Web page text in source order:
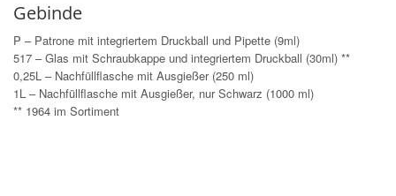
Gebinde
P – Patrone mit integriertem Druckball und Pipette (9ml)
517 – Glas mit Schraubkappe und integriertem Druckball (30ml) **
0,25L – Nachfüllflasche mit Ausgießer (250 ml)
1L – Nachfüllflasche mit Ausgießer, nur Schwarz (1000 ml)
** 1964 im Sortiment